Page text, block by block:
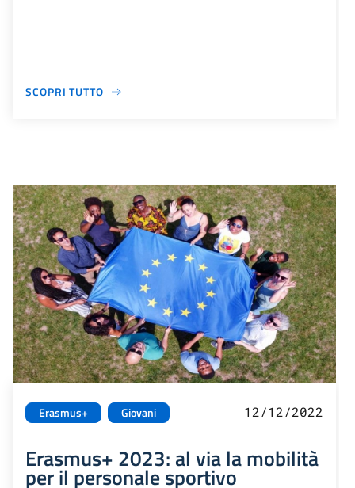
SCOPRI TUTTO
Erasmus+ Giovani 12/12/2022
Erasmus+ 2023: al via la mobilità
per il personale sportivo